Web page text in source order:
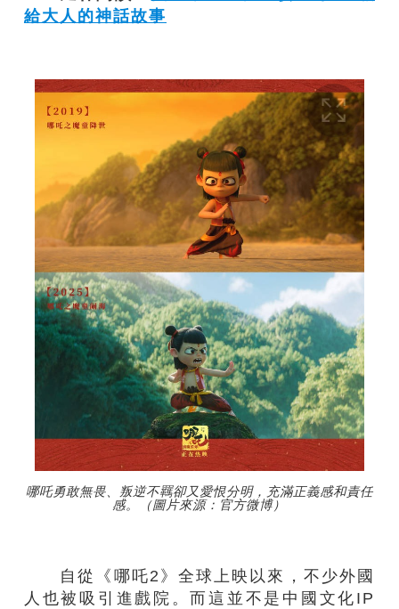
給大人的神話故事
哪吒勇敢無畏、叛逆不羈卻又愛恨分明，充滿正義感和責任
感。（圖片來源：官方微博）
自從《哪吒2》全球上映以來，不少外國
人也被吸引進戲院。而這並不是中國文化IP